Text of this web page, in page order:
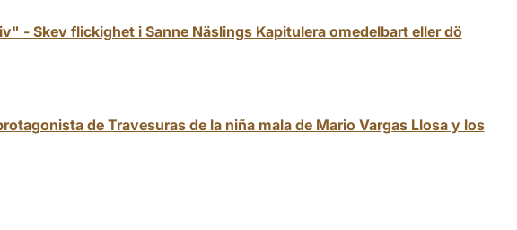
- Skev flickighet i Sanne Näslings Kapitulera omedelbart eller dö
de Travesuras de la niña mala de Mario Vargas Llosa y los